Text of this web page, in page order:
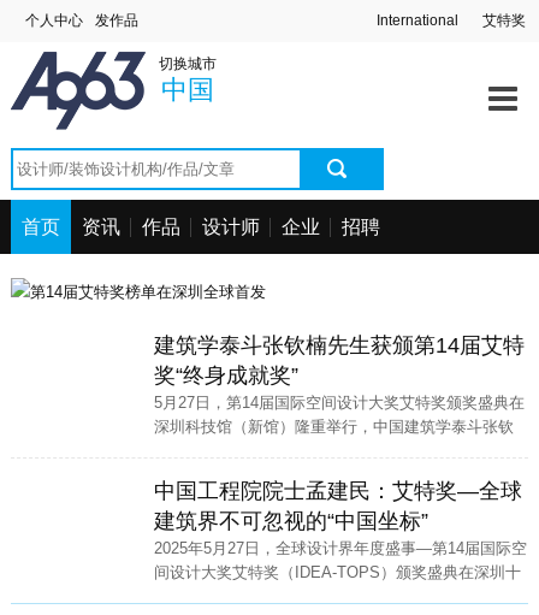
个人中心 发作品 艾特奖
International
切换城市
中国
首页 资讯 作品 设计师 企业 招聘
建筑学泰斗张钦楠先生获颁第14届艾特
奖“终身成就奖”
5月27日，第14届国际空间设计大奖艾特奖颁奖盛典在
深圳科技馆（新馆）隆重举行，中国建筑学泰斗张钦
中国工程院院士孟建民：艾特奖—全球
建筑界不可忽视的“中国坐标”
2025年5月27日，全球设计界年度盛事—第14届国际空
间设计大奖艾特奖（IDEA-TOPS）颁奖盛典在深圳十